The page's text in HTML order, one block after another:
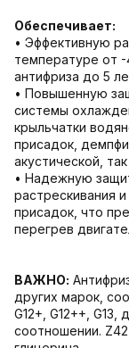
Обеспечивает:
• Эффективную
температуре от
антифриза до 5
• Повышенную
системы
крыльчатки
присадок,
акустической,
• Надежную
растрескивания
присадок, что
перегрев
ВАЖНО:
других марок,
G12+, G12++,
соотношении.